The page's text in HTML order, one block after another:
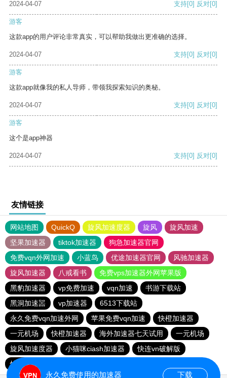
2024-04-07
支持[0] 反对[0]
游客
这款app的用户评论非常真实，可以帮助我做出更准确的选择。
2024-04-07 支持[0] 反对[0]
游客
这款app就像我的私人导师，带领我探索知识的奥秘。
2024-04-07 支持[0] 反对[0]
游客
这个是app神器
2024-04-07 支持[0] 反对[0]
友情链接
网站地图 QuickQ 旋风加速度器 旋风
旋风加速
坚果加速器
tiktok加速器
狗急加速器官网
免费vqn外网加速
小蓝鸟 优途加速器官网
风驰加速器
旋风加速器
八戒看书
免费vps加速器外网苹果版
黑豹加速器
vp免费加速 vqn加速
书游下载站
黑洞加速噐
vp加速器
6513下载站
永久免费vqn加速外网
苹果免费vqn加速
快橙加速器
一元机场
快橙加速器 海外加速器七天试用
一元机场
旋风加速度器
小猫咪ciash加速器
快连vn破解版
快鸭加速器
永久免费使用的加速器 下载